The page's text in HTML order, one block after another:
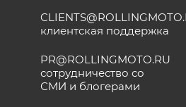
клиентская поддержка
PR@ROLLINGMOTO.RU
сотрудничество со
СМИ и блогерами